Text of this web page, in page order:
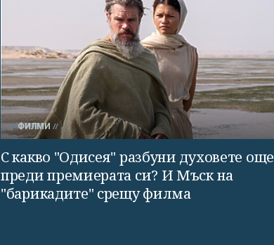
ФИЛМИ
С какво "Одисея" разбуни духовете още
преди премиерата си? И Мъск на
"барикадите" срещу филма